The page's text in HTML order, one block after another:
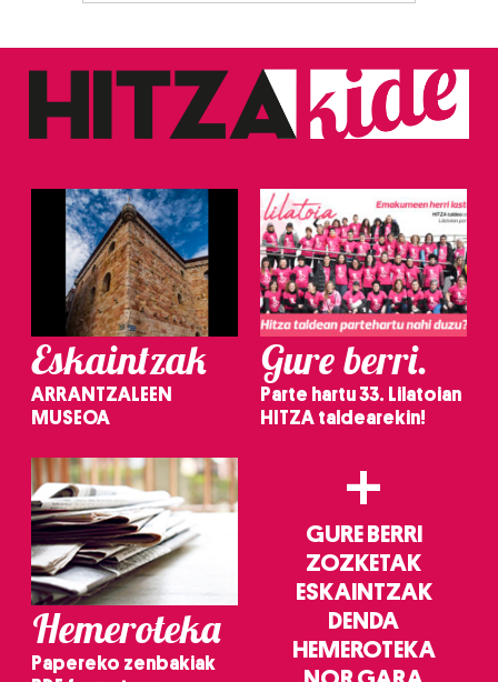
Eskaintzak
ARRANTZALEEN
MUSEOA
Gure berri.
Parte hartu 33. Lilatoian
HITZA taldearekin!
Hemeroteka
Papereko zenbakiak
+
GURE BERRI
ZOZKETAK
ESKAINTZAK
DENDA
HEMEROTEKA